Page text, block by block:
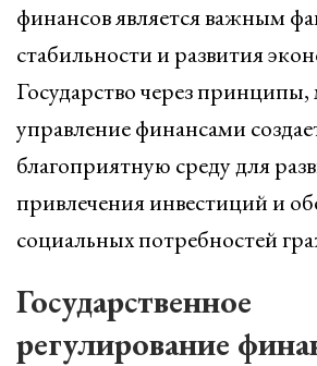
финансов является важным
стабильности и развития
Государство через
управление финансами
благоприятную среду для
привлечения инвестиций и
социальных потребностей
Государственное
регулирование